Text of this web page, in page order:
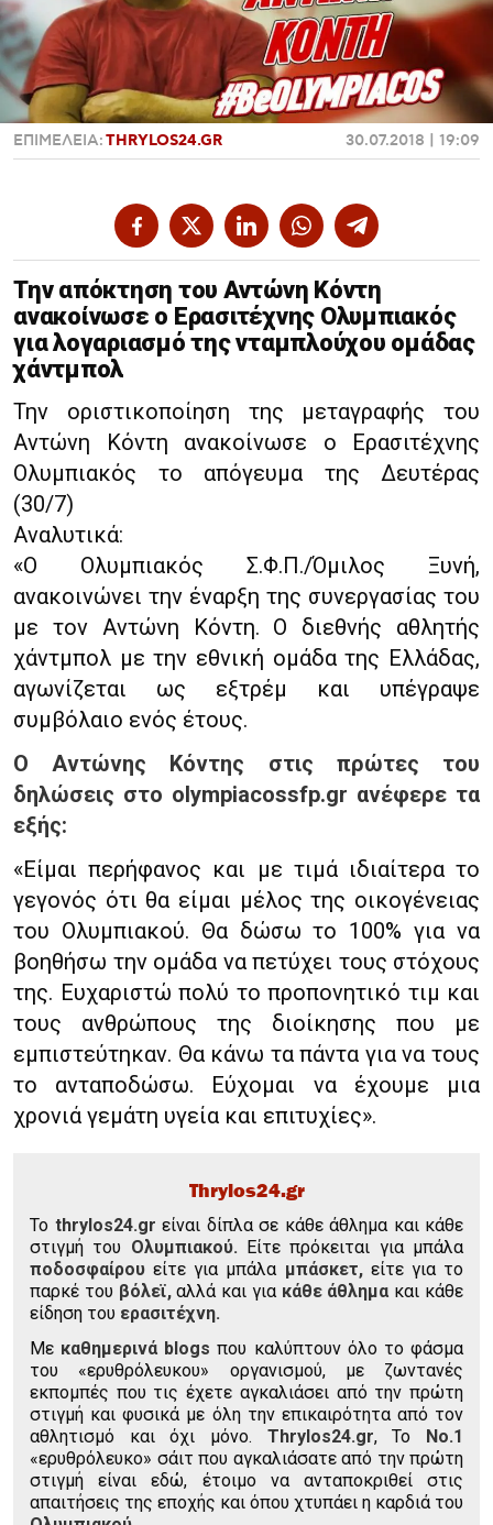
ΕΠΙΜΕΛΕΙΑ:THRYLOS24.GR 30.07.2018 | 19:09
Την απόκτηση του Αντώνη Κόντη
ανακοίνωσε ο Ερασιτέχνης Ολυμπιακός
για λογαριασμό της νταμπλούχου ομάδας
χάντμπολ
Την οριστικοποίηση της μεταγραφής του
Αντώνη Κόντη ανακοίνωσε ο Ερασιτέχνης
Ολυμπιακός το απόγευμα της Δευτέρας
(30/7)
Αναλυτικά:
«Ο Ολυμπιακός Σ.Φ.Π./Όμιλος Ξυνή,
ανακοινώνει την έναρξη της συνεργασίας του
με τον Αντώνη Κόντη. Ο διεθνής αθλητής
χάντμπολ με την εθνική ομάδα της Ελλάδας,
αγωνίζεται ως εξτρέμ και υπέγραψε
συμβόλαιο ενός έτους.
Ο Αντώνης Κόντης στις πρώτες του
δηλώσεις στο olympiacossfp.gr ανέφερε τα
εξής:
«Είμαι περήφανος και με τιμά ιδιαίτερα το
γεγονός ότι θα είμαι μέλος της οικογένειας
του Ολυμπιακού. Θα δώσω το 100% για να
βοηθήσω την ομάδα να πετύχει τους στόχους
της. Ευχαριστώ πολύ το προπονητικό τιμ και
τους ανθρώπους της διοίκησης που με
εμπιστεύτηκαν. Θα κάνω τα πάντα για να τους
το ανταποδώσω. Εύχομαι να έχουμε μια
χρονιά γεμάτη υγεία και επιτυχίες».
Thrylos24.gr
To thrylos24.gr είναι δίπλα σε κάθε άθλημα και κάθε
στιγμή του Ολυμπιακού. Είτε πρόκειται για μπάλα
ποδοσφαίρου είτε για μπάλα μπάσκετ,είτε για το
παρκέ του βόλεϊ,αλλά και για κάθε άθλημα και κάθε
είδηση του ερασιτέχνη.
Με καθημερινά blogs που καλύπτουν όλο το φάσμα
του «ερυθρόλευκου» οργανισμού, με ζωντανές
εκπομπές που τις έχετε αγκαλιάσει από την πρώτη
στιγμή και φυσικά με όλη την επικαιρότητα από τον
αθλητισμό και όχι μόνο. Thrylos24.gr, Το Νο.1
«ερυθρόλευκο» σάιτ που αγκαλιάσατε από την πρώτη
στιγμή είναι εδώ, έτοιμο να ανταποκριθεί στις
απαιτήσεις της εποχής και όπου χτυπάει η καρδιά του
Χαντμπολ